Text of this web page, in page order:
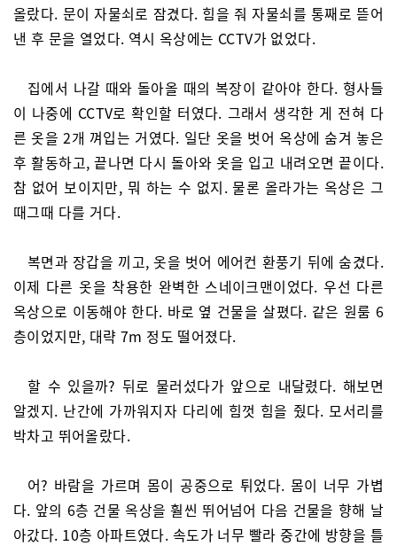
올랐다. 문이 자물쇠로 잠겼다. 힘을 줘 자물쇠를 통째로 뜯어
낸 후 문을 열었다. 역시 옥상에는 CCTV가 없었다.
집에서 나갈 때와 돌아올 때의 복장이 같아야 한다. 형사들
이 나중에 CCTV로 확인할 터였다. 그래서 생각한 게 전혀 다
른 옷을 2개 껴입는 거였다. 일단 옷을 벗어 옥상에 숨겨 놓은
후 활동하고, 끝나면 다시 돌아와 옷을 입고 내려오면 끝이다.
참 없어 보이지만, 뭐 하는 수 없지. 물론 올라가는 옥상은 그
때그때 다를 거다.
복면과 장갑을 끼고, 옷을 벗어 에어컨 환풍기 뒤에 숨겼다.
이제 다른 옷을 착용한 완벽한 스네이크맨이었다. 우선 다른
옥상으로 이동해야 한다. 바로 옆 건물을 살폈다. 같은 원룸 6
층이었지만, 대략 7m 정도 떨어졌다.
할 수 있을까? 뒤로 물러섰다가 앞으로 내달렸다. 해보면
알겠지. 난간에 가까워지자 다리에 힘껏 힘을 줬다. 모서리를
박차고 뛰어올랐다.
어? 바람을 가르며 몸이 공중으로 튀었다. 몸이 너무 가볍
다. 앞의 6층 건물 옥상을 훨씬 뛰어넘어 다음 건물을 향해 날
아갔다. 10층 아파트였다. 속도가 너무 빨라 중간에 방향을 틀